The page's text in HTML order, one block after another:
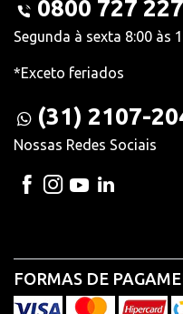
0800 727
Segunda à sexta 8:00 às
*Exceto feriados
(31) 2107-
Nossas Redes Sociais
FORMAS DE